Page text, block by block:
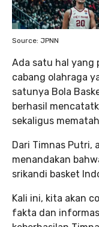
Source: JPNN
Ada satu hal yang
cabang olahraga
satunya Bola
berhasil
sekaligus
Dari Timnas Putri,
menandakan
srikandi basket
Kali ini, kita akan
fakta dan